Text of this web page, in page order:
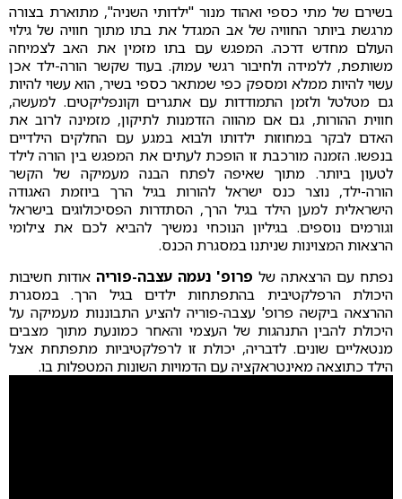
בשירם של מתי כספי ואהוד מנור "ילדותי השניה", מתוארת בצורה
מרגשת ביותר החוויה של אב המגדל את בתו מתוך חוויה של גילוי
העולם מחדש דרכה. המפגש עם בתו מזמין את האב לצמיחה
משותפת, ללמידה ולחיבור רגשי עמוק. בעוד שקשר הורה-ילד אכן
עשוי להיות ממלא ומספק כפי שמתאר כספי בשיר, הוא עשוי להיות
גם מטלטל ולזמן התמודדות עם אתגרים וקונפליקטים. למעשה,
חווית ההורות, גם אם מהווה הזדמנות לתיקון, מזמינה לרוב את
האדם לבקר במחוזות ילדותו ולבוא במגע עם החלקים הילדיים
בנפשו. הזמנה מורכבת זו הופכת לעתים את המפגש בין הורה לילד
לטעון ביותר. מתוך שאיפה לפתח הבנה מעמיקה של הקשר
הורה-ילד, נוצר כנס ישראל להורות בגיל הרך ביוזמת האגודה
הישראלית למען הילד בגיל הרך, הסתדרות הפסיכולוגים בישראל
וגורמים נוספים. בגיליון הנוכחי נמשיך להביא לכם את צילומי
הרצאות המצוינות שניתנו במסגרת הכנס.
נפתח עם הרצאתה של פרופ' נעמה עצבה-פוריה אודות חשיבות
היכולת הרפלקטיבית בהתפתחות ילדים בגיל הרך. במסגרת
ההרצאה ביקשה פרופ' עצבה-פוריה להציע התבוננות מעמיקה על
היכולת להבין התנהגות של העצמי והאחר כמונעת מתוך מצבים
מנטאליים שונים. לדבריה, יכולת זו לרפלקטיביות מתפתחת אצל
הילד כתוצאה מאינטראקציה עם הדמויות השונות המטפלות בו.